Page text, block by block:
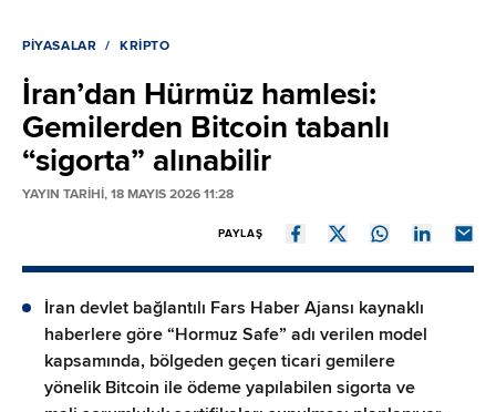
PIYASALAR KRIPTO
İran’dan Hürmüz hamlesi:
Gemilerden Bitcoin tabanlı
“sigorta” alınabilir
YAYIN TARİHİ, 18 MAYIS 2026 11:28
PAYLAŞ
İran devlet bağlantılı Fars Haber Ajansı kaynaklı
haberlere göre “Hormuz Safe” adı verilen model
kapsamında, bölgeden geçen ticari gemilere
yönelik Bitcoin ile ödeme yapılabilen sigorta ve